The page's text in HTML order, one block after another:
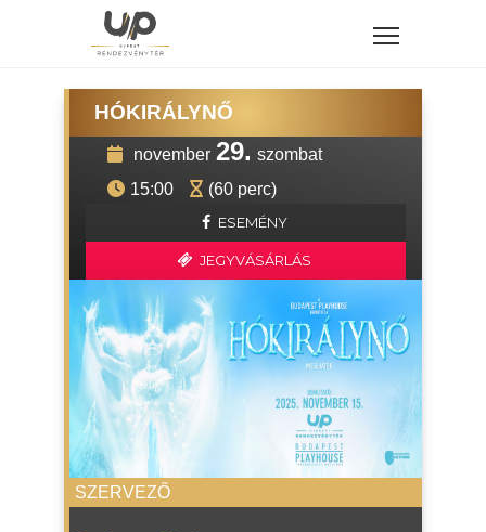
HÓKIRÁLYNŐ
november 29. szombat
15:00
(60 perc)
ESEMÉNY
JEGYVÁSÁRLÁS
SZERVEZŐ